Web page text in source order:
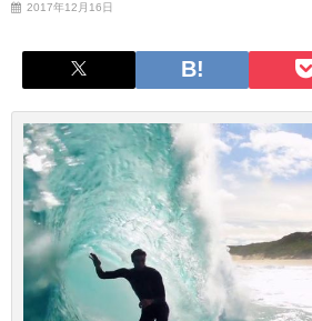
2017年12月16日